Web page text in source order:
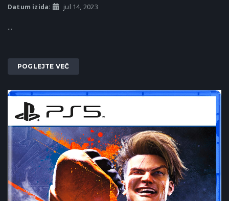
Datum izida: jul 14, 2023
...
POGLEJTE VEČ